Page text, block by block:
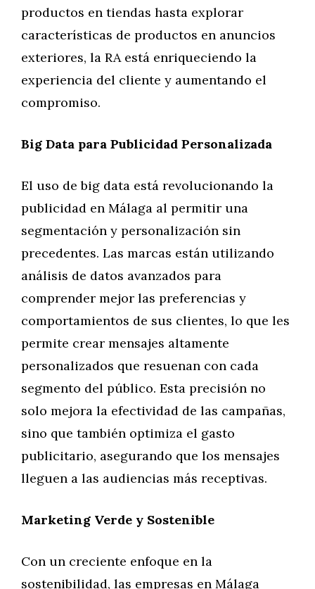
productos en tiendas hasta explorar
características de productos en anuncios
exteriores, la RA está enriqueciendo la
experiencia del cliente y aumentando el
compromiso.
Big Data para Publicidad Personalizada
El uso de big data está revolucionando la
publicidad en Málaga al permitir una
segmentación y personalización sin
precedentes. Las marcas están utilizando
análisis de datos avanzados para
comprender mejor las preferencias y
comportamientos de sus clientes, lo que les
permite crear mensajes altamente
personalizados que resuenan con cada
segmento del público. Esta precisión no
solo mejora la efectividad de las campañas,
sino que también optimiza el gasto
publicitario, asegurando que los mensajes
lleguen a las audiencias más receptivas.
Marketing Verde y Sostenible
Con un creciente enfoque en la
sostenibilidad, las empresas en Málaga